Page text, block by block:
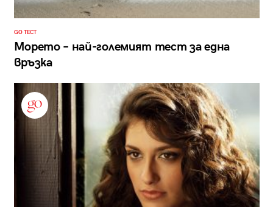
GO ТЕСТ
Морето – най-големият тест за една
връзка